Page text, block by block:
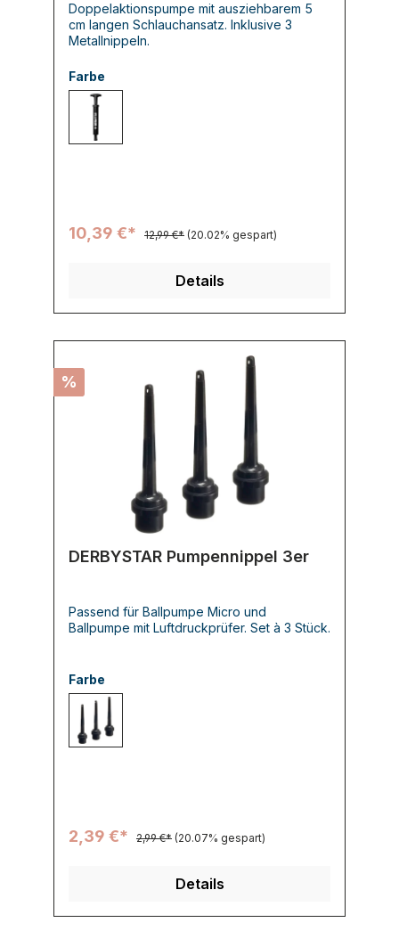
Doppelaktionspumpe mit ausziehbarem 5
cm langen Schlauchansatz. Inklusive 3
Metallnippeln.
Farbe
000 -
10,39 €* 12,99 €* (20.02% gespart)
Details
%
DERBYSTAR Pumpennippel 3er
Passend für Ballpumpe Micro und
Ballpumpe mit Luftdruckprüfer. Set à 3 Stück.
Farbe
000 -
2,39 €* 2,99 €* (20.07% gespart)
Details